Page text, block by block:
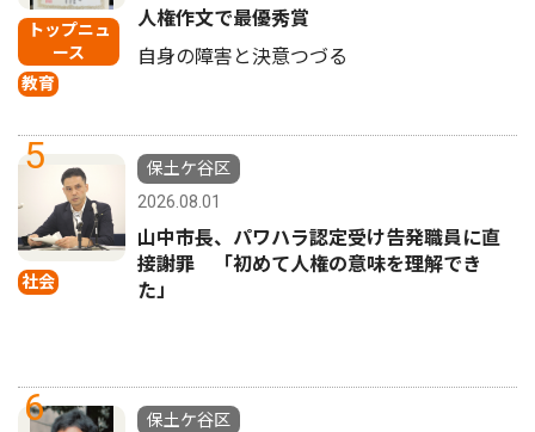
トップニュ
ース
教育
人権作文で最優秀賞
自身の障害と決意つづる
5
社会
保土ケ谷区
2026.08.01
山中市長、パワハラ認定受け告発職員に直
接謝罪 「初めて人権の意味を理解でき
た」
6
保土ケ谷区